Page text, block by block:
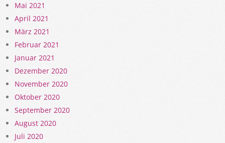
Mai 2021
April 2021
März 2021
Februar 2021
Januar 2021
Dezember 2020
November 2020
Oktober 2020
September 2020
August 2020
Juli 2020